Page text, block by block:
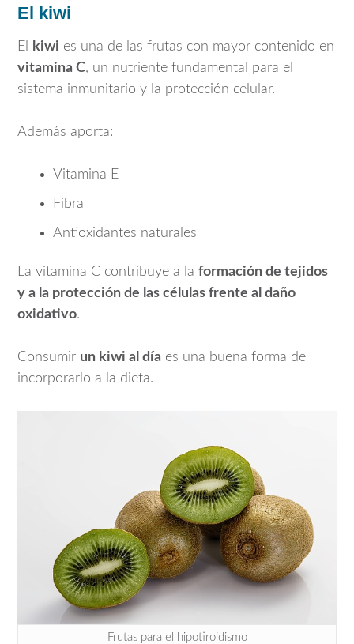
El kiwi
El kiwi es una de las frutas con mayor contenido en
vitamina C, un nutriente fundamental para el
sistema inmunitario y la protección celular.
Además aporta:
Vitamina E
Fibra
Antioxidantes naturales
La vitamina C contribuye a la formación de tejidos
y a la protección de las células frente al daño
oxidativo.
Consumir un kiwi al día es una buena forma de
incorporarlo a la dieta.
Frutas para el hipotiroidismo